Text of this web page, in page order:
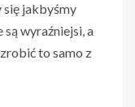
się jakbyśmy
są wyraźniejsi, a
to samo z